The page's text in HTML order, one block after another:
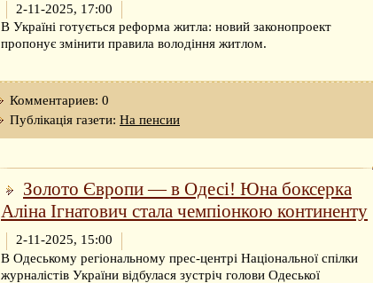
2-11-2025, 17:00
В Україні готується реформа житла: новий законопроект
пропонує змінити правила володіння житлом.
Комментариев: 0
Публікація газети: На пенсии
Золото Європи — в Одесі! Юна боксерка
Аліна Ігнатович стала чемпіонкою континенту
2-11-2025, 15:00
В Одеському регіональному прес-центрі Національної спілки
журналістів України відбулася зустріч голови Одеської